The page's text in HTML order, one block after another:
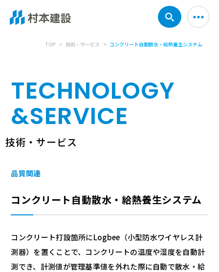
TOP 技術・サービス コンクリート自動散水・給熱養生システム
TECHNOLOGY
&SERVICE
技術・サービス
品質関連
コンクリート自動散水・給熱養生システム
コンクリート打設箇所にLogbee（小型防水ワイヤレス計
測器）を置くことで、コンクリートの温度や湿度を自動計
測でき、計測値が管理基準値を外れた際に自動で散水・給